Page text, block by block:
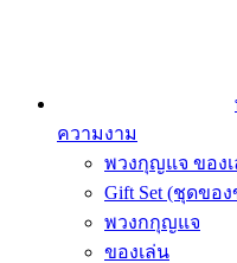
ความงาม
พวงกุญแจ ของ
Gift Set (ชุดขอ
พวงกกุญแจ
ของเล่น